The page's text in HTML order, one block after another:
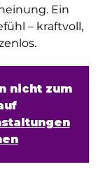
Ein
– kraftvoll,
nicht zum